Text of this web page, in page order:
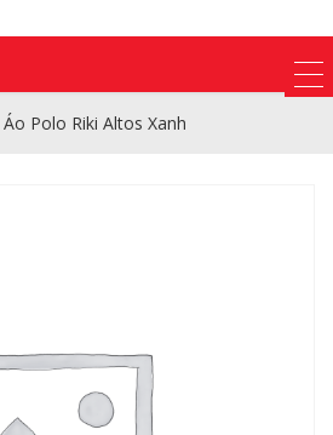
Áo Polo Riki Altos Xanh